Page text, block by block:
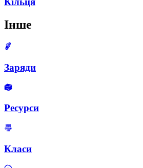
Інше
Заряди
Ресурси
Класи